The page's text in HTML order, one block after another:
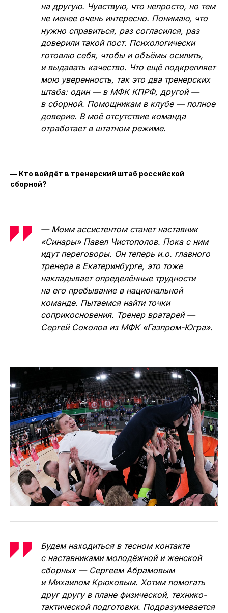
на другую. Чувствую, что непросто, но тем
не менее очень интересно. Понимаю, что
нужно справиться, раз согласился, раз
доверили такой пост. Психологически
готовлю себя, чтобы и объёмы осилить,
и выдавать качество. Что ещё подкрепляет
мою уверенность, так это два тренерских
штаба: один — в МФК КПРФ, другой —
в сборной. Помощникам в клубе — полное
доверие. В моё отсутствие команда
отработает в штатном режиме.
— Кто войдёт в тренерский штаб российской
сборной?
— Моим ассистентом станет наставник
«Синары» Павел Чистополов. Пока с ним
идут переговоры. Он теперь и.о. главного
тренера в Екатеринбурге, это тоже
накладывает определённые трудности
на его пребывание в национальной
команде. Пытаемся найти точки
соприкосновения. Тренер вратарей —
Сергей Соколов из МФК «Газпром-Югра».
Будем находиться в тесном контакте
с наставниками молодёжной и женской
сборных — Сергеем Абрамовым
и Михаилом Крюковым. Хотим помогать
друг другу в плане физической, технико-
тактической подготовки. Подразумевается